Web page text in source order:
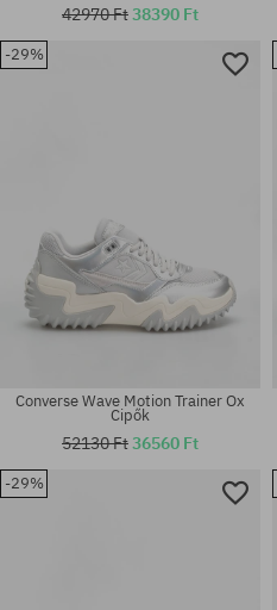
Elérhető méretek:
Elérhető méretek:
42970 Ft38390 Ft
-29%
Converse Wave Motion Trainer Ox
Cipők
52130 Ft36560 Ft
-29%